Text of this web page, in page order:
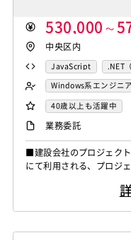
530,000 ～
中央区内
JavaScript .NET
Windows系エンジニア
バックエンドエンジ
業務系エンジニア
40歳以上も活躍中
業務委託
■建設会社のプロジェク
にて利用される、プロジ
・運用業務： スキル
ユーザーからの要件ヒ...